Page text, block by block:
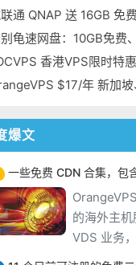
通 QNAP 送 16GB 免费云存储
龟速网盘：10GB免费、界面
香港VPS限时特惠：7折后月付
$17/年 新加坡
爆文
的海外主
VDS 业务
港、新加坡